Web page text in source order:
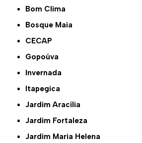
Bom Clima
Bosque Maia
CECAP
Gopoúva
Invernada
Itapegica
Jardim Aracília
Jardim Fortaleza
Jardim Maria Helena